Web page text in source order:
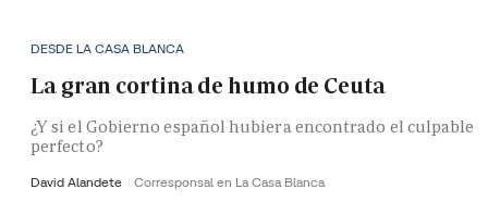
DESDE LA CASA BLANCA
La gran cortina de humo de Ceuta
¿Y si el Gobierno español hubiera encontrado el culpable
perfecto?
David Alandete Corresponsal en La Casa Blanca